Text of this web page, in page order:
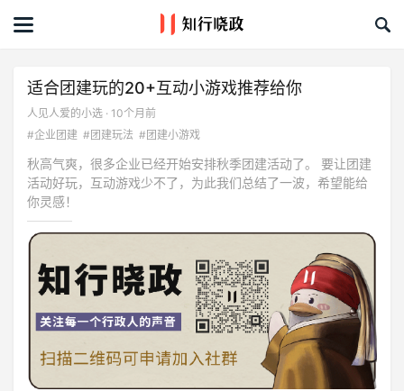
首页
课程&活动
资料库
服务商
礼品创意库
关于我们
适合团建玩的20+互动小游戏推荐给你
人见人爱的小选 · 10个月前
#企业团建 #团建玩法 #团建小游戏
秋高气爽，很多企业已经开始安排秋季团建活动了。 要让团建
活动好玩，互动游戏少不了，为此我们总结了一波，希望能给
你灵感！